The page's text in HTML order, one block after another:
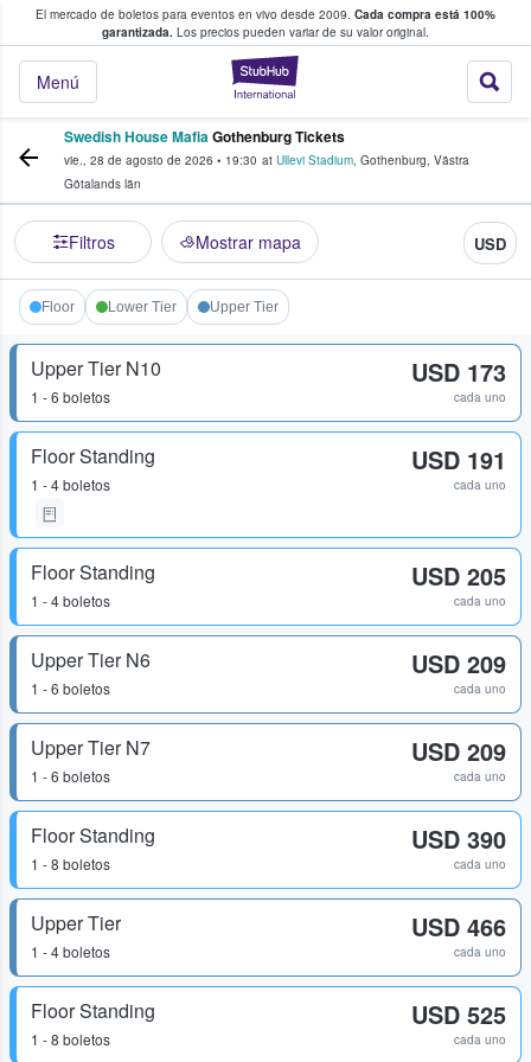
El mercado de boletos para eventos en vivo desde 2009. Cada compra está 100%
garantizada. Los precios pueden variar de su valor original.
StubHub: donde
Menú
fans compran y venden boletos
Swedish House MafiaGothenburg Tickets
vie., 28 de agosto de 2026 • 19:30 at Ullevi Stadium, Gothenburg, Västra
Götalands län
Filtros Mostrar mapa USD
Floor Lower Tier Upper Tier
Upper Tier N10
1 - 6 boletos
USD 173
cada uno
Floor Standing
1 - 4 boletos
USD 191
cada uno
Floor Standing
1 - 4 boletos
USD 205
cada uno
Upper Tier N6
1 - 6 boletos
USD 209
cada uno
Upper Tier N7
1 - 6 boletos
USD 209
cada uno
Floor Standing
1 - 8 boletos
USD 390
cada uno
Upper Tier
1 - 4 boletos
USD 466
cada uno
Floor Standing
1 - 8 boletos
USD 525
cada uno